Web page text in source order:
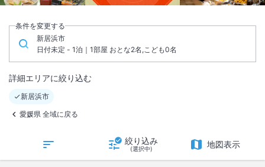
条件を変更する
新居浜市
日付未定 - 1泊｜1部屋 おとな2名,こども0名
詳細エリアに絞り込む
新居浜市
愛媛県 全域に戻る
絞り込み
(選択中) 地図表示